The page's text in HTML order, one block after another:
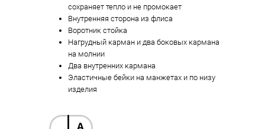
сохраняет тепло и не промокает
Внутренняя сторона из флиса
Воротник стойка
Нагрудный карман и два боковых кармана
на молнии
Два внутренних кармана
Эластичные бейки на манжетах и по низу
изделия